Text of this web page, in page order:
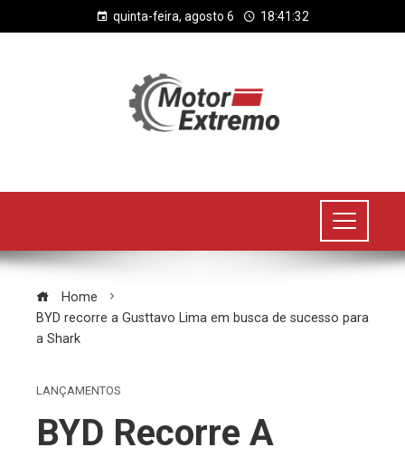
quinta-feira, agosto 6 18:41:33
Home
BYD recorre a Gusttavo Lima em busca de sucesso para
a Shark
LANÇAMENTOS
BYD Recorre A